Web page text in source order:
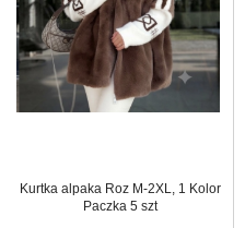
Kurtka alpaka Roz M-2XL, 1 Kolor
Paczka 5 szt